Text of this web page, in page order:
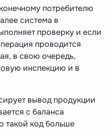
потребителю
система в
проверку и если
проводится
в свою очередь,
инспекцию и в
вывод продукции
с баланса
такой код больше